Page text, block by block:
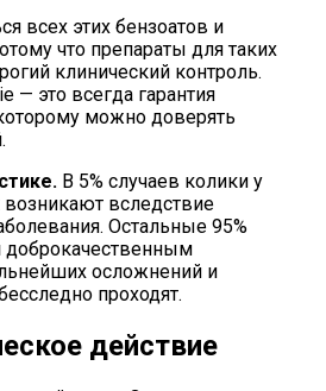
всех этих бензоатов и
что препараты для таких
клинический контроль.
— это всегда гарантия
можно доверять
В 5% случаев колики у
вследствие
Остальные 95%
доброкачественным
осложнений и
проходят.
действие